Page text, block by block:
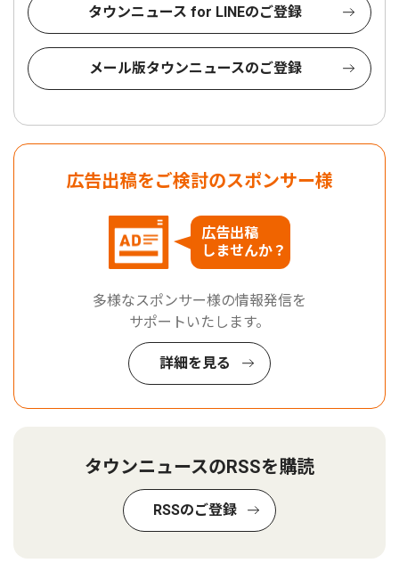
タウンニュース for LINEのご登録
メール版タウンニュースのご登録
広告出稿をご検討のスポンサー様
広告出稿
しませんか？
多様なスポンサー様の情報発信を
サポートいたします。
詳細を見る
タウンニュースのRSSを購読
RSSのご登録